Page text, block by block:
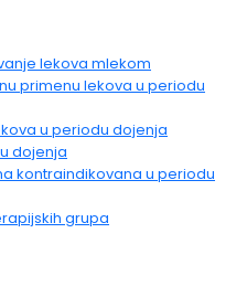
lekova mlekom
primenu lekova u periodu
u periodu dojenja
dojenja
kontraindikovana u periodu
grupa